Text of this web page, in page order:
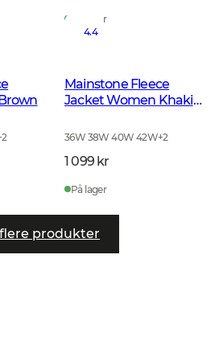
På lager
2
4.4
Mainstone Fleece
Jacket Women Khaki
36W 38W 40W 42W+2
1 099 kr
På lager
produkter